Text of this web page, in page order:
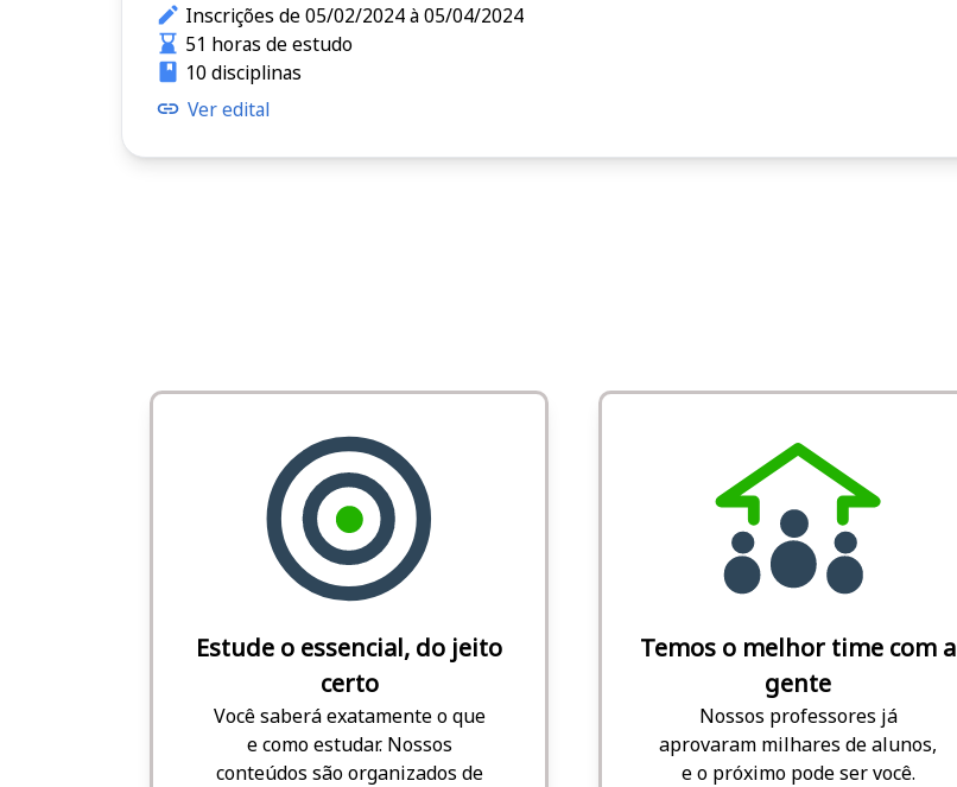
Inscrições de 05/02/2024 à 05/04/2024
51 horas de estudo
10 disciplinas
Ver edital
Estude o essencial, do jeito
certo
Você saberá exatamente o que
e como estudar. Nossos
conteúdos são organizados de
Temos o melhor time com a
gente
Nossos professores já
aprovaram milhares de alunos,
e o próximo pode ser você.